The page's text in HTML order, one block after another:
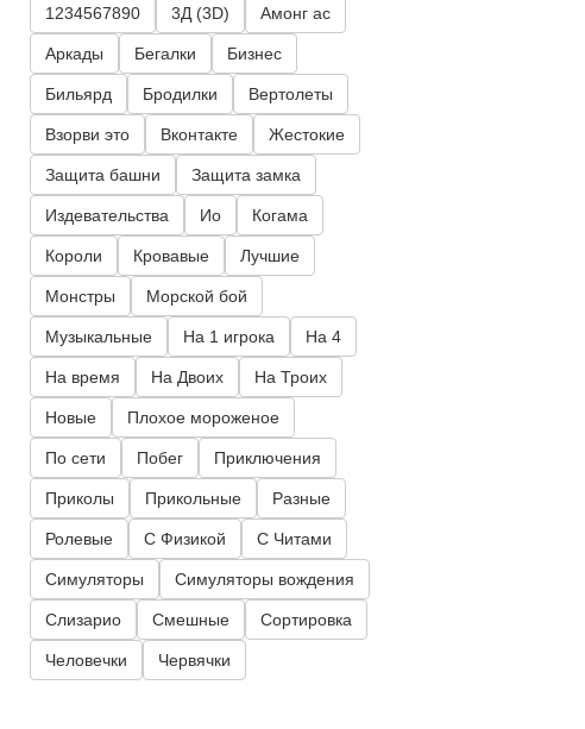
1234567890 3Д (3D) Амонг ас
Аркады Бегалки Бизнес
Бильярд Бродилки Вертолеты
Взорви это Вконтакте Жестокие
Защита башни Защита замка
Издевательства Ио Когама
Короли Кровавые Лучшие
Монстры Морской бой
Музыкальные На 1 игрока На 4
На время На Двоих На Троих
Новые Плохое мороженое
По сети Побег Приключения
Приколы Прикольные Разные
Ролевые С Физикой С Читами
Симуляторы Симуляторы вождения
Слизарио Смешные Сортировка
Человечки Червячки